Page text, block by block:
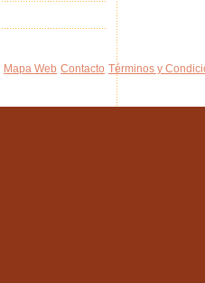
Mapa Web Contacto Términos y